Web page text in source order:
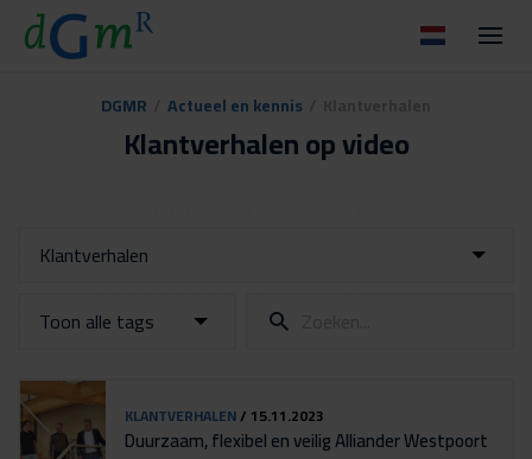
DGMR Actueel en kennis
Klantverhalen op video
Klantverhalen
Toon alle tags
KLANTVERHALEN/ 15.11.2023
Duurzaam, flexibel en veilig Alliander Westpoort